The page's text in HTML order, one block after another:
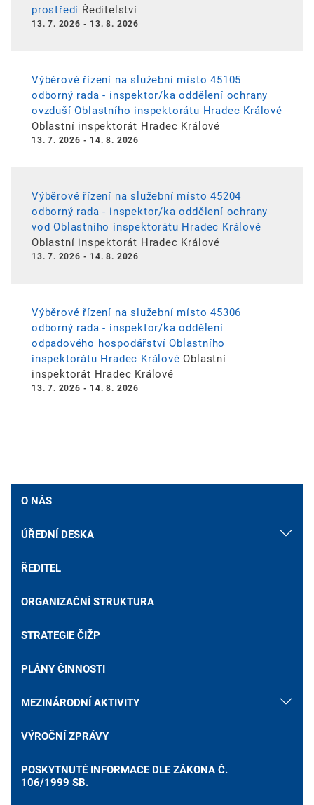
prostředí Ředitelství
13. 7. 2026 - 13. 8. 2026
Výběrové řízení na služební místo 45105
odborný rada - inspektor/ka oddělení ochrany
ovzduší Oblastního inspektorátu Hradec Králové
Oblastní inspektorát Hradec Králové
13. 7. 2026 - 14. 8. 2026
Výběrové řízení na služební místo 45204
odborný rada - inspektor/ka oddělení ochrany
vod Oblastního inspektorátu Hradec Králové
Oblastní inspektorát Hradec Králové
13. 7. 2026 - 14. 8. 2026
Výběrové řízení na služební místo 45306
odborný rada - inspektor/ka oddělení
odpadového hospodářství Oblastního
inspektorátu Hradec Králové Oblastní
inspektorát Hradec Králové
13. 7. 2026 - 14. 8. 2026
O NÁS
ÚŘEDNÍ DESKA
ŘEDITEL
ORGANIZAČNÍ STRUKTURA
STRATEGIE ČIŽP
PLÁNY ČINNOSTI
MEZINÁRODNÍ AKTIVITY
VÝROČNÍ ZPRÁVY
POSKYTNUTÉ INFORMACE DLE ZÁKONA Č.
106/1999 SB.